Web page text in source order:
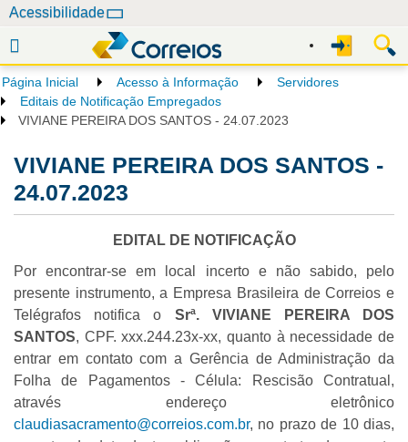
e
g
a
Acessibilidade
Página Inicial Acesso à Informação
Servidores
Editais de Notificação Empregados
VIVIANE PEREIRA DOS SANTOS - 24.07.2023
VIVIANE PEREIRA DOS SANTOS -
24.07.2023
EDITAL DE NOTIFICAÇÃO
Por encontrar-se em local incerto e não sabido, pelo
presente instrumento, a Empresa Brasileira de Correios e
Telégrafos notifica o Srª. VIVIANE PEREIRA DOS
SANTOS, CPF. xxx.244.23x-xx, quanto à necessidade de
entrar em contato com a Gerência de Administração da
Folha de Pagamentos - Célula: Rescisão Contratual,
através endereço eletrônico
claudiasacramento@correios.com.br, no prazo de 10 dias,